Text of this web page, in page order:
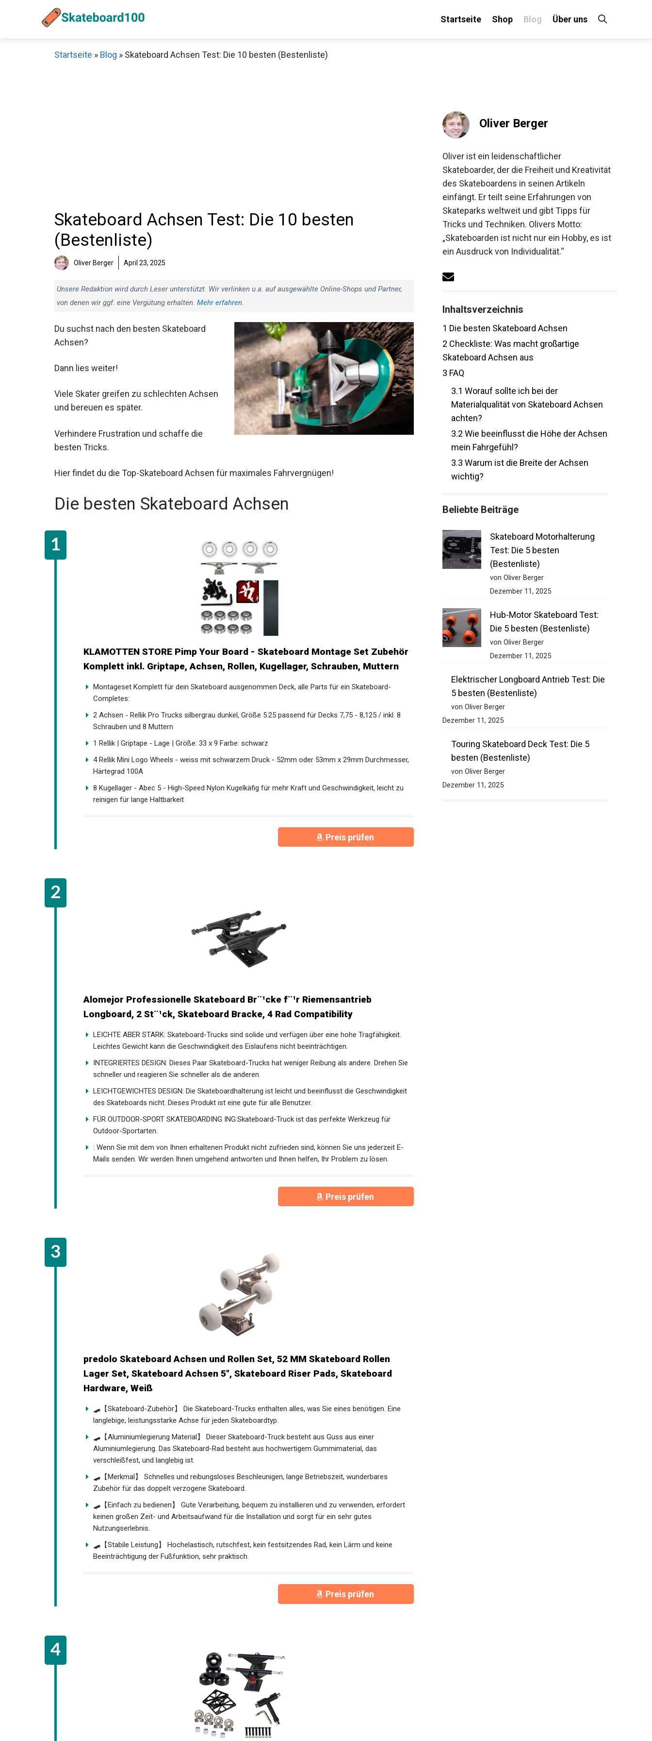
Startseite Shop Blog Über uns
Startseite » Blog » Skateboard Achsen Test: Die 10 besten (Bestenliste)
Skateboard Achsen Test: Die 10 besten
(Bestenliste)
Oliver Berger April 23, 2025
Unsere Redaktion wird durch Leser unterstützt. Wir verlinken u.a. auf ausgewählte Online-Shops und Partner,
von denen wir ggf. eine Vergütung erhalten. Mehr erfahren.
Du suchst nach den besten Skateboard
Achsen?
Dann lies weiter!
Viele Skater greifen zu schlechten Achsen
und bereuen es später.
Verhindere Frustration und schaffe die
besten Tricks.
Hier findet du die Top-Skateboard Achsen für maximales Fahrvergnügen!
Die besten Skateboard Achsen
KLAMOTTEN STORE Pimp Your Board - Skateboard Montage Set Zubehör
Komplett inkl. Griptape, Achsen, Rollen, Kugellager, Schrauben, Muttern
Montageset Komplett für dein Skateboard ausgenommen Deck, alle Parts für ein Skateboard-
Completes:
2 Achsen - Rellik Pro Trucks silbergrau dunkel, Größe 5.25 passend für Decks 7,75 - 8,125 / inkl. 8
Schrauben und 8 Muttern
1 Rellik | Griptape - Lage | Größe: 33 x 9 Farbe: schwarz
4 Rellik Mini Logo Wheels - weiss mit schwarzem Druck - 52mm oder 53mm x 29mm
Durchmesser, Härtegrad 100A
8 Kugellager - Abec 5 - High-Speed Nylon Kugelkäfig für mehr Kraft und Geschwindigkeit, leicht zu
reinigen für lange Haltbarkeit
Preis prüfen
Alomejor Professionelle Skateboard Br¨¹cke f¨¹r Riemensantrieb
Longboard, 2 St¨¹ck, Skateboard Bracke, 4 Rad Compatibility
LEICHTE ABER STARK: Skateboard-Trucks sind solide und verfügen über eine hohe Tragfähigkeit.
Leichtes Gewicht kann die Geschwindigkeit des Eislaufens nicht beeinträchtigen.
INTEGRIERTES DESIGN: Dieses Paar Skateboard-Trucks hat weniger Reibung als andere. Drehen Sie
schneller und reagieren Sie schneller als die anderen.
LEICHTGEWICHTES DESIGN: Die Skateboardhalterung ist leicht und beeinflusst die Geschwindigkeit
des Skateboards nicht. Dieses Produkt ist eine gute für alle Benutzer.
FÜR OUTDOOR-SPORT SKATEBOARDING ING:Skateboard-Truck ist das perfekte Werkzeug für
Outdoor-Sportarten.
: Wenn Sie mit dem von Ihnen erhaltenen Produkt nicht zufrieden sind, können Sie uns jederzeit E-
Mails senden. Wir werden Ihnen umgehend antworten und Ihnen helfen, Ihr Problem zu lösen.
Preis prüfen
predolo Skateboard Achsen und Rollen Set, 52 MM Skateboard Rollen
Lager Set, Skateboard Achsen 5", Skateboard Riser Pads, Skateboard
Hardware, Weiß
🛹【Skateboard-Zubehör】 Die Skateboard-Trucks enthalten alles, was Sie eines benötigen. Eine
langlebige, leistungsstarke Achse für jeden Skateboardtyp.
🛹【Aluminiumlegierung Material】 Dieser Skateboard-Truck besteht aus Guss aus einer
Aluminiumlegierung. Das Skateboard-Rad besteht aus hochwertigem Gummimaterial, das
verschleißfest, und langlebig ist.
🛹【Merkmal】 Schnelles und reibungsloses Beschleunigen, lange Betriebszeit, wunderbares
Zubehör für das doppelt verzogene Skateboard.
🛹【Einfach zu bedienen】 Gute Verarbeitung, bequem zu installieren und zu verwenden, erfordert
keinen großen Zeit- und Arbeitsaufwand für die Installation und sorgt für ein sehr gutes
Nutzungserlebnis.
🛹【Stabile Leistung】 Hochelastisch, rutschfest, kein festsitzendes Rad, kein Lärm und keine
Beeinträchtigung der Fußfunktion, sehr praktisch.
Preis prüfen
Oliver Berger
Oliver ist ein leidenschaftlicher
Skateboarder, der die Freiheit und
Kreativität des Skateboardens in seinen
Artikeln einfängt. Er teilt seine Erfahrungen
von Skateparks weltweit und gibt Tipps für
Tricks und Techniken. Olivers Motto:
„Skateboarden ist nicht nur ein Hobby, es
ist ein Ausdruck von Individualität.“
Inhaltsverzeichnis
Die besten Skateboard Achsen
Checkliste: Was macht großartige
Skateboard Achsen aus
FAQ
3.1Worauf sollte ich bei der
Materialqualität von Skateboard Achsen
achten?
3.2Wie beeinflusst die Höhe der
Achsen mein Fahrgefühl?
3.3Warum ist die Breite der Achsen
wichtig?
Beliebte Beiträge
Skateboard Motorhalterung
Test: Die 5 besten
(Bestenliste)
von Oliver Berger
Dezember 11, 2025
Hub-Motor Skateboard Test:
Die 5 besten (Bestenliste)
von Oliver Berger
Dezember 11, 2025
Elektrischer Longboard Antrieb Test: Die
5 besten (Bestenliste)
von Oliver Berger
Dezember 11, 2025
Touring Skateboard Deck Test: Die 5
besten (Bestenliste)
von Oliver Berger
Dezember 11, 2025
Schaue dir jetzt die meistverkauften Produkte im Sale bei Decathlon an!